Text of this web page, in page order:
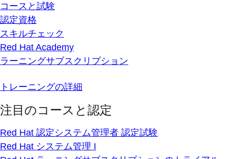
コースと試験
認定資格
スキルチェック
Red Hat Academy
ラーニングサブスクリプション
トレーニングの詳細
注目のコースと認定
Red Hat 認定システム管理者 認定試験
Red Hat システム管理 I